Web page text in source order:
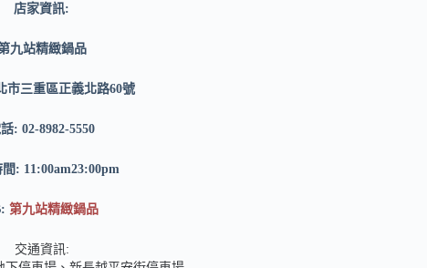
店家資訊:
九站精緻鍋品
市三重區正義北路60號
: 02-8982-5550
: 11:00am23:00pm
第九站精緻鍋品
交通資訊: